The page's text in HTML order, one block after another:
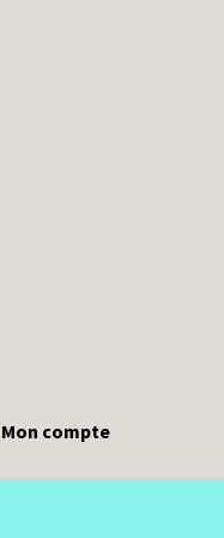
Mon compte